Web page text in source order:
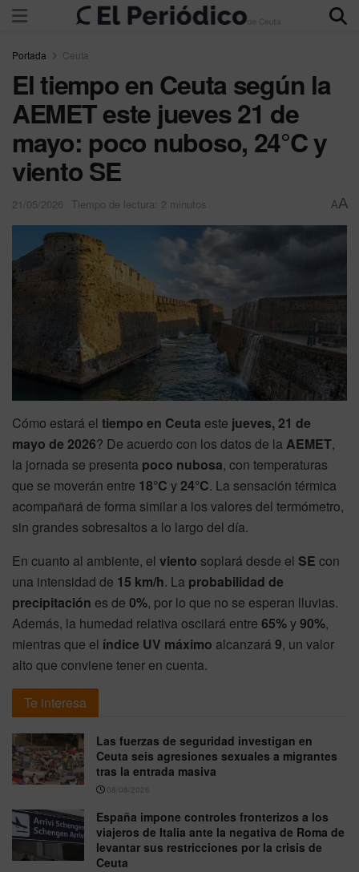
Portada Ceuta
El tiempo en Ceuta según la
AEMET este jueves 21 de
mayo: poco nuboso, 24°C y
viento SE
21/05/2026 Tiempo de lectura: 2 minutos AA
Cómo estará el tiempo en Ceuta este jueves, 21 de
mayo de 2026? De acuerdo con los datos de laAEMET,
la jornada se presenta poco nubosa, con temperaturas
que se moverán entre 18°C y24°C. La sensación térmica
acompañará de forma similar a los valores del termómetro,
sin grandes sobresaltos a lo largo del día.
En cuanto al ambiente, el viento soplará desde el SE con
una intensidad de 15 km/h. La probabilidad de
precipitación es de 0%, por lo que no se esperan lluvias.
Además, la humedad relativa oscilará entre 65%y90%,
mientras que el índice UV máximo alcanzará9, un valor
alto que conviene tener en cuenta.
Te interesa
Las fuerzas de seguridad investigan en
Ceuta seis agresiones sexuales a migrantes
tras la entrada masiva
08/08/2026
España impone controles fronterizos a los
viajeros de Italia ante la negativa de Roma de
levantar sus restricciones por la crisis de
Ceuta